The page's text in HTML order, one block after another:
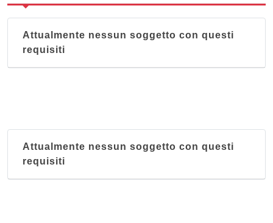
Attualmente nessun soggetto con questi
requisiti
Attualmente nessun soggetto con questi
requisiti